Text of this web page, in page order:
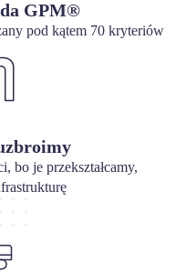
GPM®
pod kątem 70 kryteriów
bo je przekształcamy,